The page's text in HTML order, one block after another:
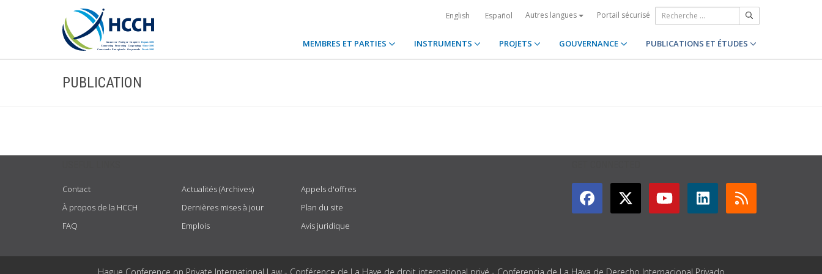
English Español Autres langues Portail sécurisé
MEMBRES ET PARTIES INSTRUMENTS PROJETS GOUVERNANCE PUBLICATIONS ET ÉTUDES
PUBLICATION
Contact
À propos de la HCCH
FAQ
Actualités (Archives)
Dernières mises à jour
Emplois
Appels d'offres
Plan du site
Avis juridique